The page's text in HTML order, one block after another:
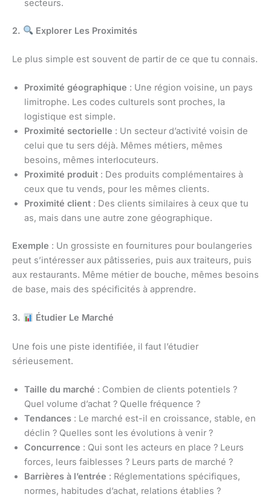
secteurs.
2. Explorer Les Proximités
Le plus simple est souvent de partir de ce que tu connais.
Proximité géographique : Une région voisine, un pays
limitrophe. Les codes culturels sont proches, la
logistique est simple.
Proximité sectorielle : Un secteur d’activité voisin de
celui que tu sers déjà. Mêmes métiers, mêmes
besoins, mêmes interlocuteurs.
Proximité produit : Des produits complémentaires à
ceux que tu vends, pour les mêmes clients.
Proximité client : Des clients similaires à ceux que tu
as, mais dans une autre zone géographique.
Exemple : Un grossiste en fournitures pour boulangeries
peut s’intéresser aux pâtisseries, puis aux traiteurs, puis
aux restaurants. Même métier de bouche, mêmes besoins
de base, mais des spécificités à apprendre.
3. Étudier Le Marché
Une fois une piste identifiée, il faut l’étudier
sérieusement.
Taille du marché : Combien de clients potentiels ?
Quel volume d’achat ? Quelle fréquence ?
Tendances : Le marché est-il en croissance, stable, en
déclin ? Quelles sont les évolutions à venir ?
Concurrence : Qui sont les acteurs en place ? Leurs
forces, leurs faiblesses ? Leurs parts de marché ?
Barrières à l’entrée : Réglementations spécifiques,
normes, habitudes d’achat, relations établies ?